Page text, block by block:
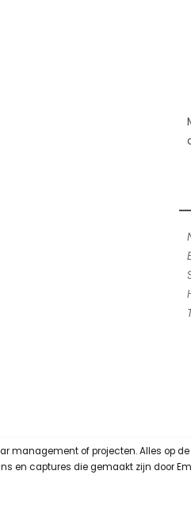
of projecten. Alles op
en captures die gemaakt zijn door